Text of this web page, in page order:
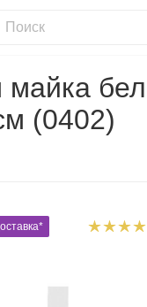
майка
(0402)